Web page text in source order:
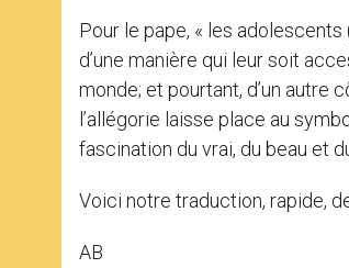
Pour le pape, « les adolescents
d’une manière qui leur soit
monde; et pourtant, d’un autre
l’allégorie laisse place au
fascination du vrai, du beau et
Voici notre traduction, rapide,
AB